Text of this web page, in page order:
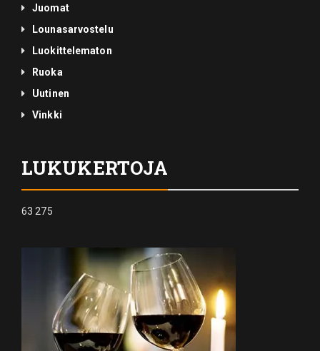
Juomat
Lounasarvostelu
Luokittelematon
Ruoka
Uutinen
Vinkki
LUKUKERTOJA
63 275